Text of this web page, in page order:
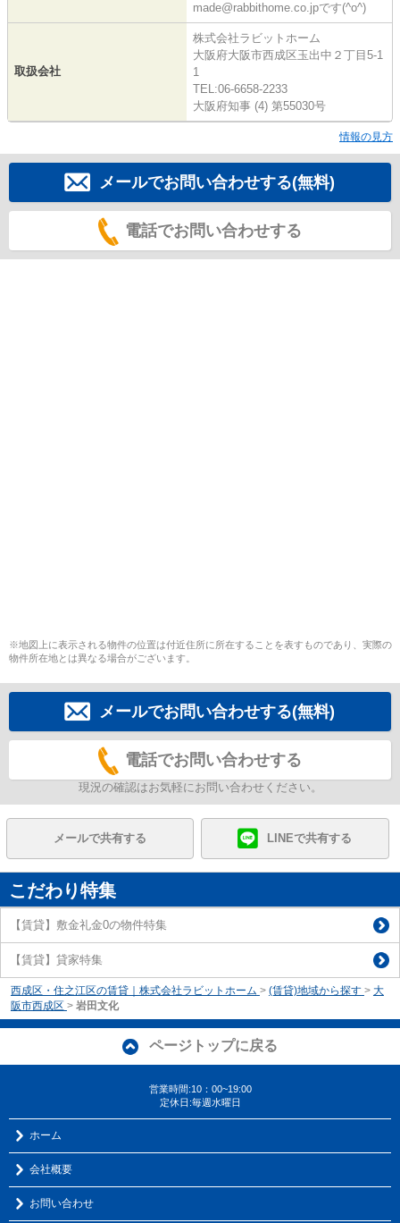
made@rabbithome.co.jpです(^o^)
取扱会社
株式会社ラビットホーム
大阪府大阪市西成区玉出中２丁目5-1
1
TEL:06-6658-2233
大阪府知事 (4) 第55030号
情報の見方
メールでお問い合わせする(無料)
電話でお問い合わせする
※地図上に表示される物件の位置は付近住所に所在することを表すものであり、実際の
物件所在地とは異なる場合がございます。
メールでお問い合わせする(無料)
電話でお問い合わせする
現況の確認はお気軽にお問い合わせください。
メールで共有する LINEで共有する
こだわり特集
【賃貸】敷金礼金0の物件特集
【賃貸】貸家特集
西成区・住之江区の賃貸｜株式会社ラビットホーム > (賃貸)地域から探す > 大
阪市西成区 > 岩田文化
ページトップに戻る
営業時間:10：00~19:00
定休日:毎週水曜日
ホーム
会社概要
お問い合わせ